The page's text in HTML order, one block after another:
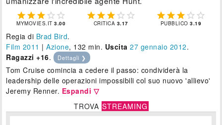
    
MYMOVIES.IT3.00
    
CRITICA 3.17
    
PUBBLICO3.19
Regia di Brad Bird.
Film 2011 |Azione, 132 min. Uscita 27 gennaio 2012.
Ragazzi +16. Dettagli ❯
Tom Cruise comincia a cedere il passo: condividerà la
leadership delle operazioni impossibili col suo nuovo 'allievo'
Jeremy Renner. Espandi ▽
TROVA STREAMING